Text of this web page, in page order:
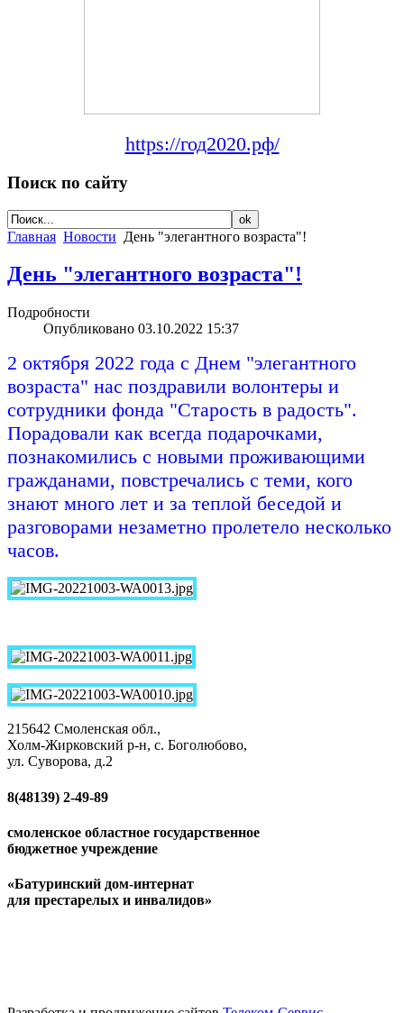
https://год2020.рф/
Поиск по сайту
Главная Новости День "элегантного возраста"!
День "элегантного возраста"!
Подробности
Опубликовано 03.10.2022 15:37
2 октября 2022 года с Днем "элегантного
возраста" нас поздравили волонтеры и
сотрудники фонда "Старость в радость".
Порадовали как всегда подарочками,
познакомились с новыми проживающими
гражданами, повстречались с теми, кого
знают много лет и за теплой беседой и
разговорами незаметно пролетело несколько
часов.
215642 Смоленская обл.,
Холм-Жирковский р-н, с. Боголюбово,
ул. Суворова, д.2
8(48139) 2-49-89
смоленское областное государственное
бюджетное учреждение
«Батуринский дом-интернат
для престарелых и инвалидов»